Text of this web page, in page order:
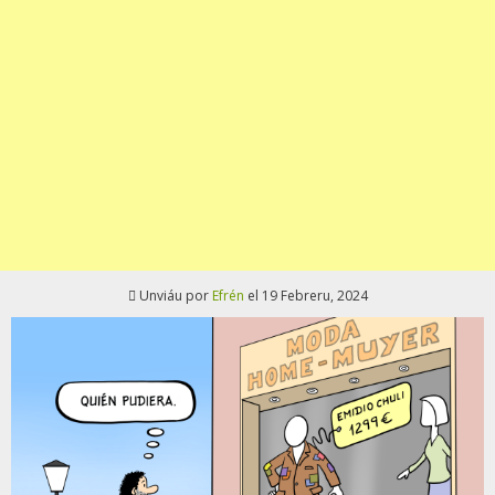
Unviáu por Efrén el 19 Febreru, 2024